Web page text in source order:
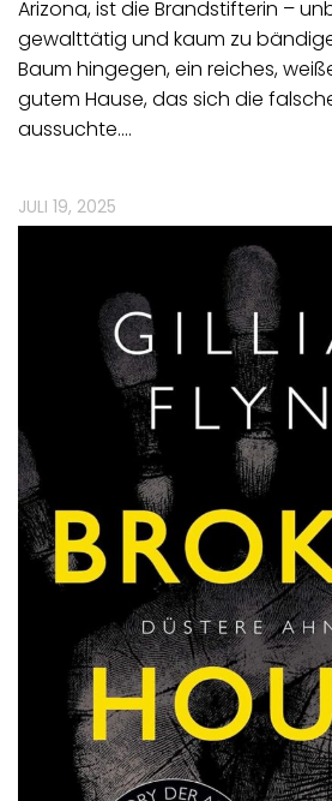
Arizona, ist die Brandstifterin –
gewalttätig und kaum zu
Baum hingegen, ein reiches,
gutem Hause, das sich die
aussuchte.…
JULI 19, 2025